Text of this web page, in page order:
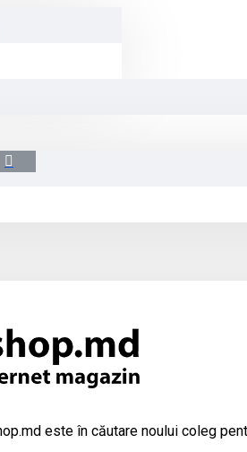
este în căutare noului coleg